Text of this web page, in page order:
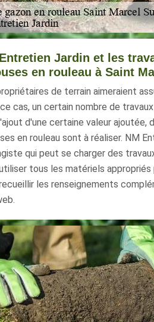
Jardin et les
en rouleau à Saint
de terrain aimeraient
cas, un certain nombre de
d'une certaine valeur ajoutée,
en rouleau sont à réaliser. NM
qui peut se charger des
tous les matériels appropriés
les renseignements